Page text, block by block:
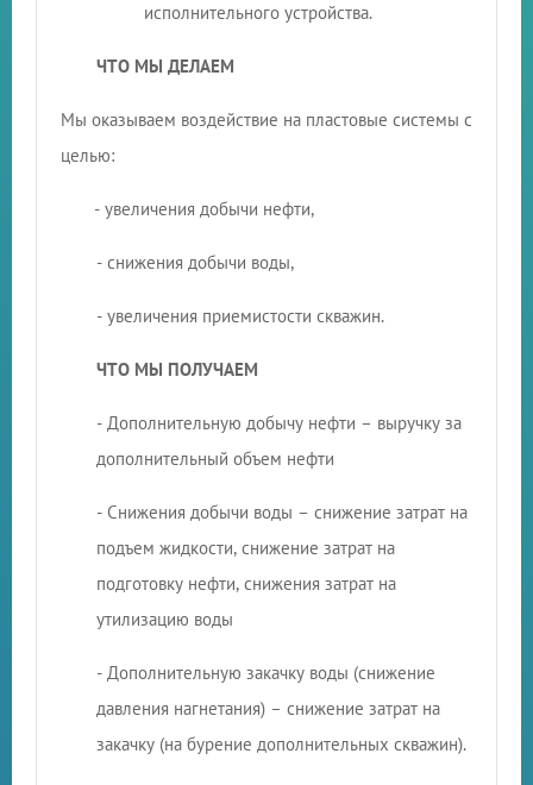
исполнительного устройства.
ЧТО МЫ ДЕЛАЕМ
Мы оказываем воздействие на пластовые системы с
целью:
- увеличения добычи нефти,
- снижения добычи воды,
- увеличения приемистости скважин.
ЧТО МЫ ПОЛУЧАЕМ
- Дополнительную добычу нефти – выручку за
дополнительный объем нефти
- Снижения добычи воды – снижение затрат на
подъем жидкости, снижение затрат на
подготовку нефти, снижения затрат на
утилизацию воды
- Дополнительную закачку воды (снижение
давления нагнетания) – снижение затрат на
закачку (на бурение дополнительных скважин).